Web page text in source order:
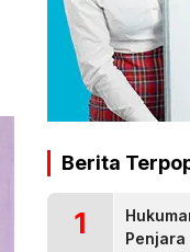
Berita
1
Penjara